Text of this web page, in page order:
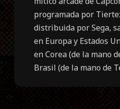
programada por
distribuida por Sega,
en Europa y Estados
en Corea (de la mano
Brasil (de la mano de